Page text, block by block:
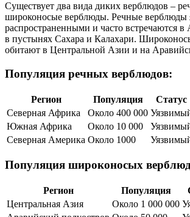
Существует два вида диких верблюдов –
широконосые верблюды. Речные верблюды
распространенными и часто встречаются
в пустынях Сахара и Калахари.
обитают в Центральной Азии и на
Популяция речных верблюдов:
Регион Популяция
Статус
Северная Африка
Около 400 000
Южная Африка
Около 10 000
Северная Америка Около 1000
Популяция широконосых
Регион Популяция
Центральная Азия
Около 1 000 000